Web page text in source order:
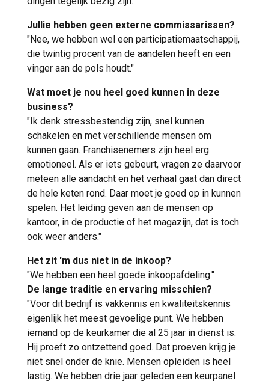
Jullie hebben geen externe commissarissen?
"Nee, we hebben wel een participatiemaatschappij,
die twintig procent van de aandelen heeft en een
vinger aan de pols houdt."
Wat moet je nou heel goed kunnen in deze
business?
"Ik denk stressbestendig zijn, snel kunnen
schakelen en met verschillende mensen om
kunnen gaan. Franchisenemers zijn heel erg
emotioneel. Als er iets gebeurt, vragen ze daarvoor
meteen alle aandacht en het verhaal gaat dan direct
de hele keten rond. Daar moet je goed op in kunnen
spelen. Het leiding geven aan de mensen op
kantoor, in de productie of het magazijn, dat is toch
ook weer anders."
Het zit 'm dus niet in de inkoop?
"We hebben een heel goede inkoopafdeling."
De lange traditie en ervaring misschien?
"Voor dit bedrijf is vakkennis en kwaliteitskennis
eigenlijk het meest gevoelige punt. We hebben
iemand op de keurkamer die al 25 jaar in dienst is.
Hij proeft zo ontzettend goed. Dat proeven krijg je
niet snel onder de knie. Mensen opleiden is heel
lastig. We hebben drie jaar geleden een keurpanel